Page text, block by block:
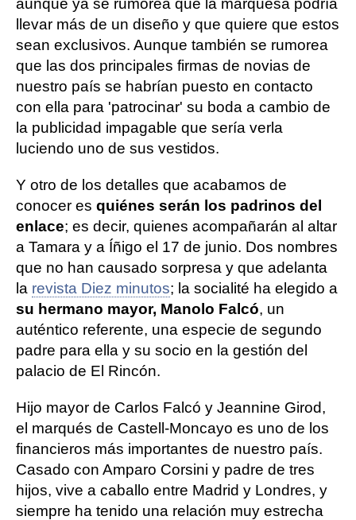
aunque ya se rumorea que la marquesa podría
llevar más de un diseño y que quiere que estos
sean exclusivos. Aunque también se rumorea
que las dos principales firmas de novias de
nuestro país se habrían puesto en contacto
con ella para 'patrocinar' su boda a cambio de
la publicidad impagable que sería verla
luciendo uno de sus vestidos.
Y otro de los detalles que acabamos de
conocer es quiénes serán los padrinos del
enlace; es decir, quienes acompañarán al altar
a Tamara y a Íñigo el 17 de junio. Dos nombres
que no han causado sorpresa y que adelanta
la revista Diez minutos; la socialité ha elegido a
su hermano mayor, Manolo Falcó, un
auténtico referente, una especie de segundo
padre para ella y su socio en la gestión del
palacio de El Rincón.
Hijo mayor de Carlos Falcó y Jeannine Girod,
el marqués de Castell-Moncayo es uno de los
financieros más importantes de nuestro país.
Casado con Amparo Corsini y padre de tres
hijos, vive a caballo entre Madrid y Londres, y
siempre ha tenido una relación muy estrecha